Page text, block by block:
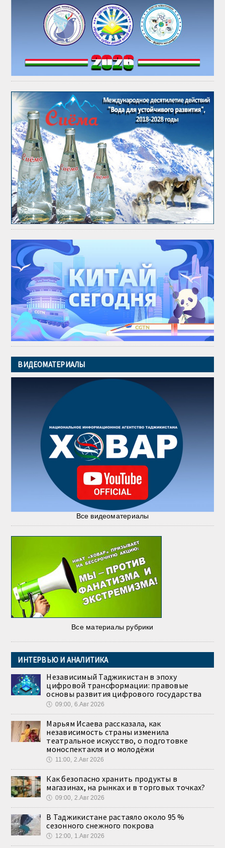
ВИДЕОМАТЕРИАЛЫ
Все видеоматериалы
Все материалы рубрики
ИНТЕРВЬЮ И АНАЛИТИКА
Независимый Таджикистан в эпоху
цифровой трансформации: правовые
основы развития цифрового государства
🕔 09:00, 6.Авг 2026
Марьям Исаева рассказала, как
независимость страны изменила
театральное искусство, о подготовке
моноспектакля и о молодёжи
🕔 11:00, 2.Авг 2026
Как безопасно хранить продукты в
магазинах, на рынках и в торговых точках?
🕔 09:00, 2.Авг 2026
В Таджикистане растаяло около 95 %
сезонного снежного покрова
🕔 12:00, 1.Авг 2026